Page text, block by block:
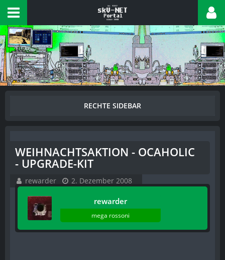
WEIHNACHTSAKTION - OCAHOLIC
- UPGRADE-KIT
rewarder 2. Dezember 2008
rewarder
mega rossoni